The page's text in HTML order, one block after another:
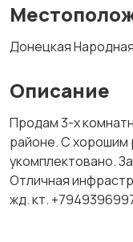
Донецкая
Описание
Продам 3-х
районе. С
укомплектовано.
Отличная
жд. кт.